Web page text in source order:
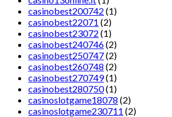
casinobest200742 (1)
casinobest22071 (2)
casinobest23072 (1)
casinobest240746(2)
casinobest250747(2)
casinobest260748 (2)
casinobest270749(1)
casinobest280750(1)
casinoslotgame18078 (2)
casinoslotgame230711 (2)